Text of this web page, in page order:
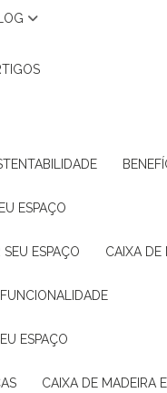
BLOG
ESPAÇO
ESPAÇO CAIXA
ESPAÇO
CAIXA DE